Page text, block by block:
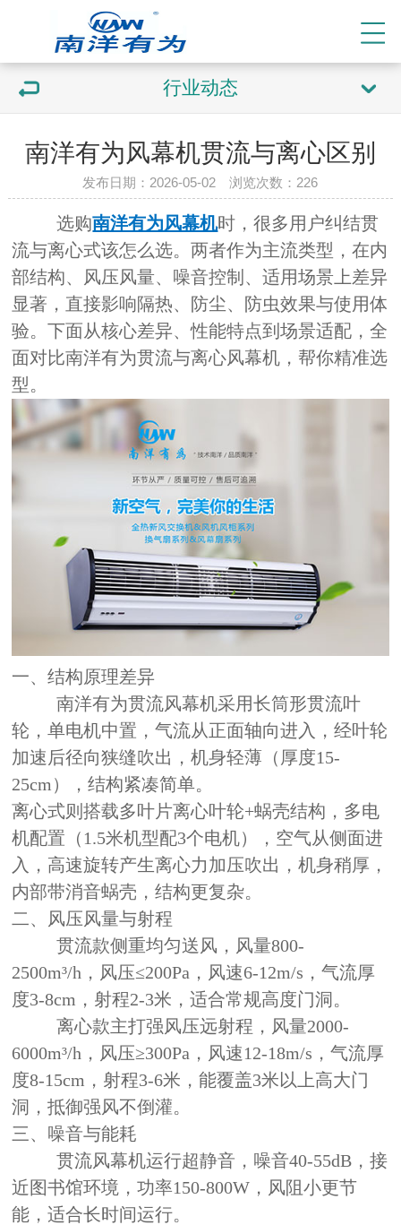
行业动态
南洋有为风幕机贯流与离心区别
发布日期：2026-05-02 浏览次数： 226
选购南洋有为风幕机时，很多用户纠结贯
流与离心式该怎么选。两者作为主流类型，在内
部结构、风压风量、噪音控制、适用场景上差异
显著，直接影响隔热、防尘、防虫效果与使用体
验。下面从核心差异、性能特点到场景适配，全
面对比南洋有为贯流与离心风幕机，帮你精准选
型。
一、结构原理差异
南洋有为贯流风幕机采用长筒形贯流叶
轮，单电机中置，气流从正面轴向进入，经叶轮
加速后径向狭缝吹出，机身轻薄（厚度15-
25cm），结构紧凑简单。
离心式则搭载多叶片离心叶轮+蜗壳结构，多电
机配置（1.5米机型配3个电机），空气从侧面进
入，高速旋转产生离心力加压吹出，机身稍厚，
内部带消音蜗壳，结构更复杂。
二、风压风量与射程
贯流款侧重均匀送风，风量800-
2500m³/h，风压≤200Pa，风速6-12m/s，气流厚
度3-8cm，射程2-3米，适合常规高度门洞。
离心款主打强风压远射程，风量2000-
6000m³/h，风压≥300Pa，风速12-18m/s，气流厚
度8-15cm，射程3-6米，能覆盖3米以上高大门
洞，抵御强风不倒灌。
三、噪音与能耗
贯流风幕机运行超静音，噪音40-55dB，接
近图书馆环境，功率150-800W，风阻小更节
能，适合长时间运行。